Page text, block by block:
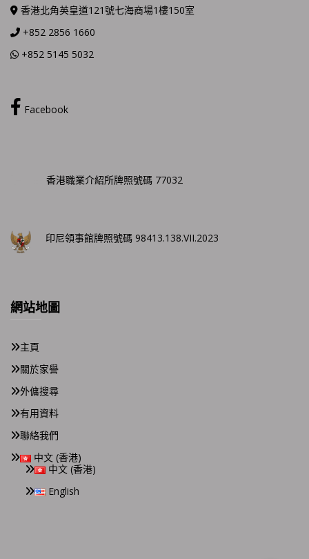
香港北角英皇道121號七海商場1樓150室
+852 2856 1660
+852 5145 5032
Facebook
香港職業介紹所牌照號碼 77032
印尼領事館牌照號碼 98413.138.VII.2023
網站地圖
主頁
關於家譽
外傭搜尋
有用資料
聯絡我們
中文 (香港)
中文 (香港)
English